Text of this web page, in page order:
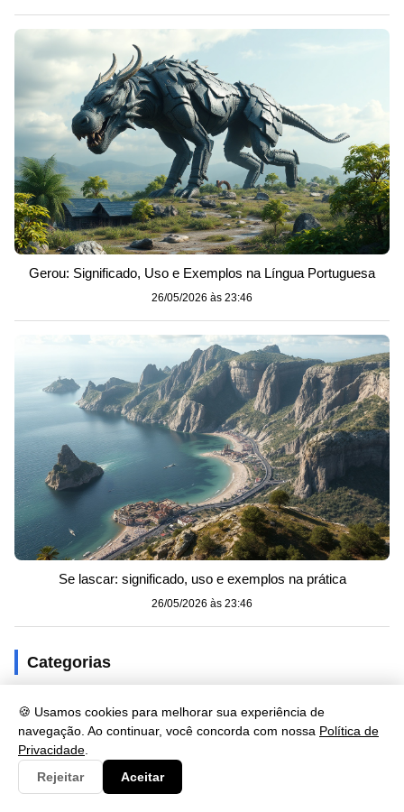
🍪 Usamos cookies para melhorar sua experiência de
navegação. Ao continuar, você concorda com nossa Política de
Privacidade
Rejeitar
Aceitar
Gerou: Significado, Uso e Exemplos na Língua Portuguesa
26/05/2026 às 23:46
Se lascar: significado, uso e exemplos na prática
26/05/2026 às 23:46
Categorias
Artes
Biologia 173
Clima